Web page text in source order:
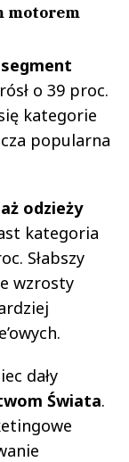
motorem
segment
o 39 proc.
kategorie
popularna
odzieży
kategoria
Słabszy
wzrosty
dały
Świata.